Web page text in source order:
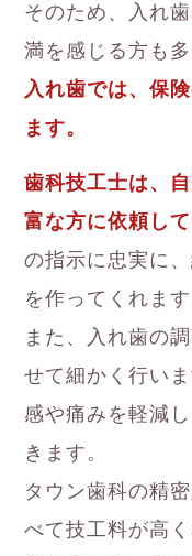
そのため、入れ
満を感じる方も多
入れ歯では、保
ます。
歯科技工士は、
富な方に依頼して
の指示に忠実に
を作ってくれます
また、入れ歯の
せて細かく行い
感や痛みを軽減
きます。
タウン歯科の精
べて技工料が高